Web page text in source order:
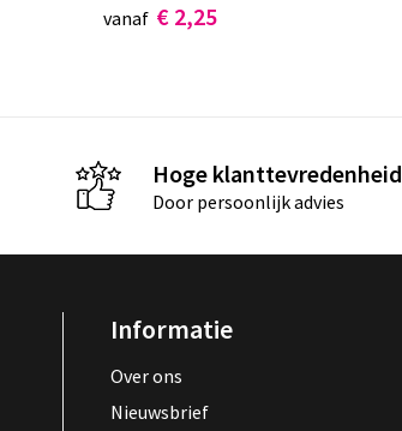
vanaf € 2,25
Hoge klanttevredenheid
Door persoonlijk advies
Informatie
Over ons
Nieuwsbrief